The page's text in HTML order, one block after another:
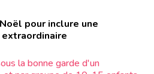
pour inclure une
la bonne garde d'un